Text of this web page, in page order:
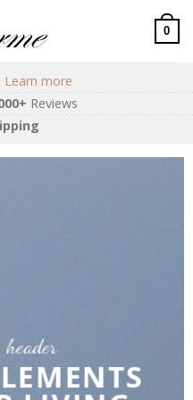
0
Learn more
Reviews
LATEST